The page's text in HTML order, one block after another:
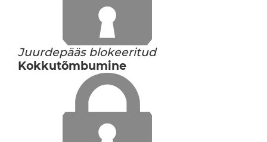
Juurdepääs blokeeritud
Kokkutõmbumine